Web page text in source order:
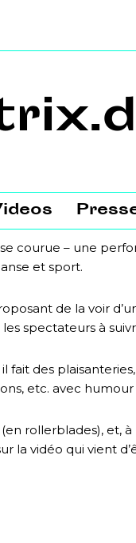
courue – une
et sport.
de la voir
spectateurs à
des
etc. avec
(en rollerblades), et,
la vidéo qui vient